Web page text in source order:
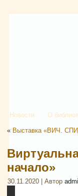
Новости О
« Выставка «ВИЧ.
начало»
30.11.2020 | Автор